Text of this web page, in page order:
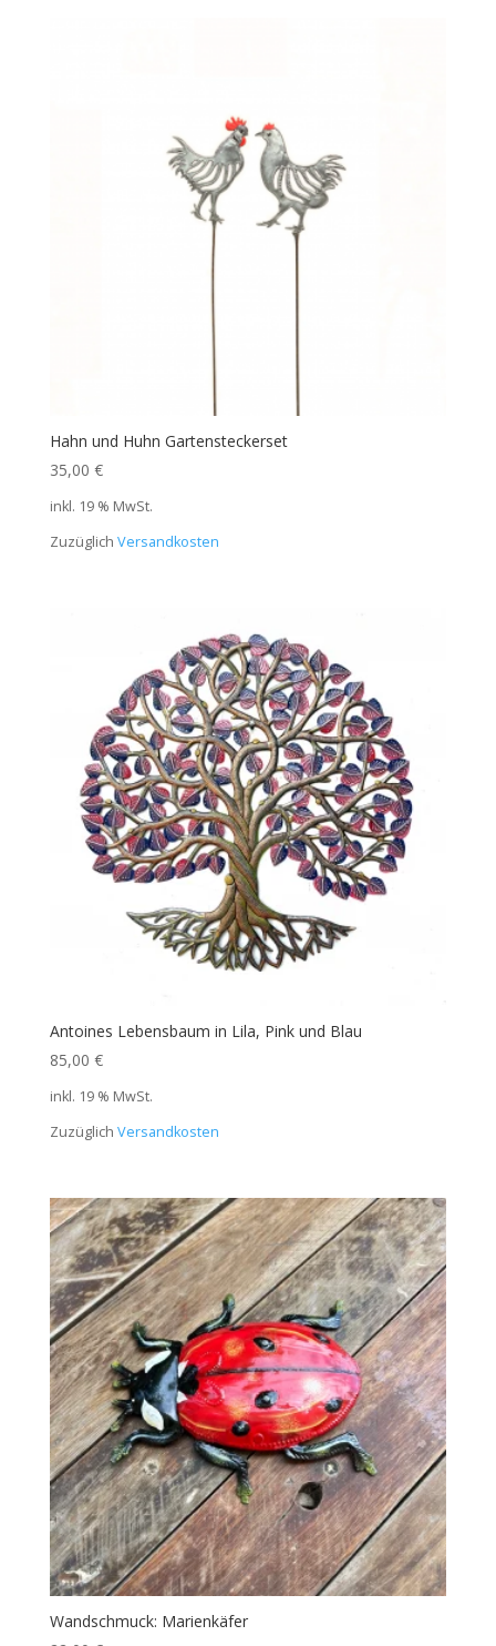
Hahn und Huhn Gartensteckerset
35,00 €
inkl. 19 % MwSt.
Zuzüglich Versandkosten
Antoines Lebensbaum in Lila, Pink und Blau
85,00 €
inkl. 19 % MwSt.
Zuzüglich Versandkosten
Wandschmuck: Marienkäfer